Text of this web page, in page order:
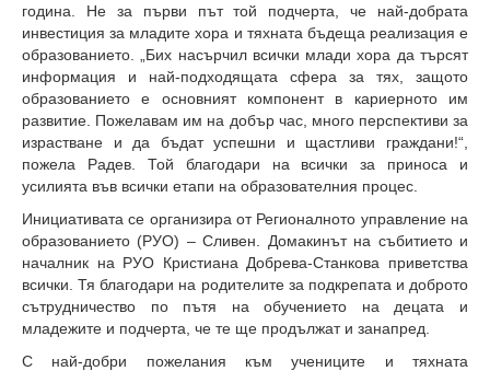
година. Не за първи път той подчерта, че най-добрата
инвестиция за младите хора и тяхната бъдеща реализация е
образованието. „Бих насърчил всички млади хора да търсят
информация и най-подходящата сфера за тях, защото
образованието е основният компонент в кариерното им
развитие. Пожелавам им на добър час, много перспективи за
израстване и да бъдат успешни и щастливи граждани!“,
пожела Радев. Той благодари на всички за приноса и
усилията във всички етапи на образователния процес.
Инициативата се организира от Регионалното управление на
образованието (РУО) – Сливен. Домакинът на събитието и
началник на РУО Кристиана Добрева-Станкова приветства
всички. Тя благодари на родителите за подкрепата и доброто
сътрудничество по пътя на обучението на децата и
младежите и подчерта, че те ще продължат и занапред.
С най-добри пожелания към учениците и тяхната